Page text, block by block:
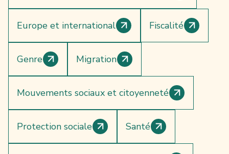
Europe et international Fiscalité
Genre Migration
Mouvements sociaux et citoyenneté
Protection sociale Santé